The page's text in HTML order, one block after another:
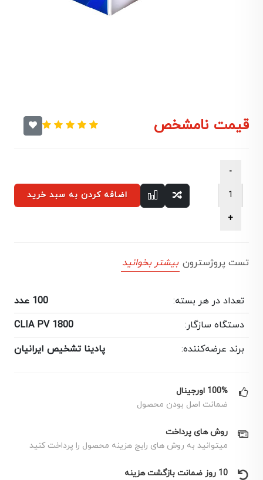
قیمت نامشخص
اضافه کردن به سبد خرید
تست پروژسترون بیشتر بخوانید
تعداد در هر بسته:
100 عدد
دستگاه سازگار:
CLIA PV 1800
برند عرضه‌کننده:
پادینا تشخیص ایرانیان
100% اورجینال
ضمانت اصل بودن محصول
روش های پرداخت
میتوانید به روش های رایج هزینه محصول را پرداخت کنید
10 روز ضمانت بازگشت هزینه